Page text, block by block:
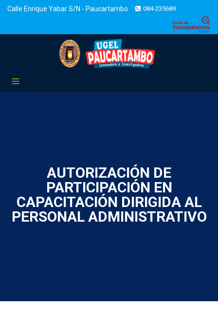
Calle Enrique Yabar S/N - Paucartambo 084-235689
AUTORIZACIÓN DE
PARTICIPACIÓN EN
CAPACITACIÓN DIRIGIDA AL
PERSONAL ADMINISTRATIVO